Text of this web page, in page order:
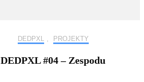
DEDPXL PROJEKTY
DEDPXL #04 – Zespodu